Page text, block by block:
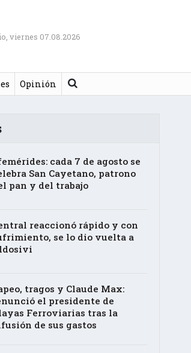
viernes 07.08.2026
Opinión Buscar
cada 7 de agosto se
San Cayetano, patrono
pan y del trabajo
reaccionó rápido y con
se lo dio vuelta a
tragos y Claude Max:
el presidente de
Ferroviarias tras la
de sus gastos